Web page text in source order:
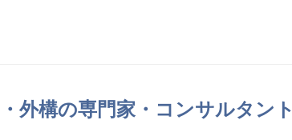
外構の専門家・コンサルタント